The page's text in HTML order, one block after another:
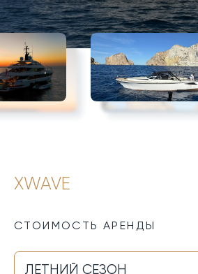
XWAVE
СТОИМОСТЬ АРЕНДЫ
ЛЕТНИЙ СЕЗОН